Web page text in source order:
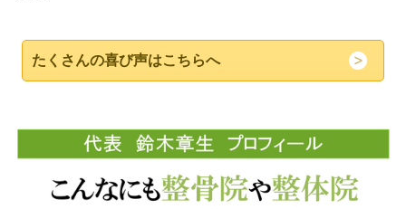
たくさんの喜び声はこちらへ